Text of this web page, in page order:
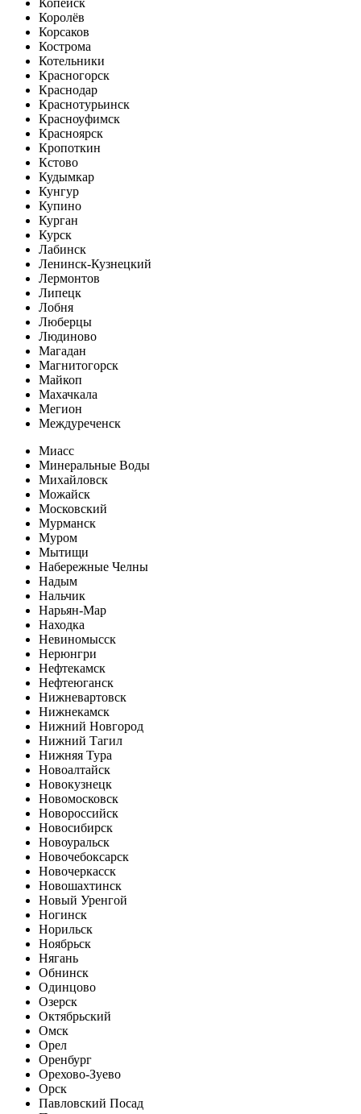
Королёв
Корсаков
Кострома
Котельники
Красногорск
Краснодар
Краснотурьинск
Красноуфимск
Красноярск
Кропоткин
Кстово
Кудымкар
Кунгур
Купино
Курган
Курск
Лабинск
Ленинск-Кузнецкий
Лермонтов
Липецк
Лобня
Люберцы
Людиново
Магадан
Магнитогорск
Майкоп
Махачкала
Мегион
Междуреченск
Миасс
Минеральные Воды
Михайловск
Можайск
Московский
Мурманск
Муром
Мытищи
Набережные Челны
Надым
Нальчик
Нарьян-Мар
Находка
Невиномысск
Нерюнгри
Нефтекамск
Нефтеюганск
Нижневартовск
Нижнекамск
Нижний Новгород
Нижний Тагил
Нижняя Тура
Новоалтайск
Новокузнецк
Новомосковск
Новороссийск
Новосибирск
Новоуральск
Новочебоксарск
Новочеркасск
Новошахтинск
Новый Уренгой
Ногинск
Норильск
Ноябрьск
Нягань
Обнинск
Одинцово
Озерск
Октябрьский
Омск
Орел
Оренбург
Орехово-Зуево
Орск
Павловский Посад